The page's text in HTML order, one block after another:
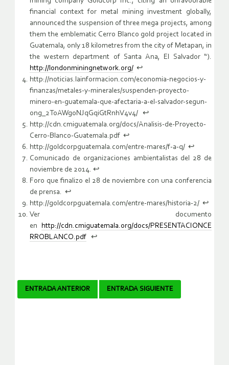
financial context for metal mining investment globally,
announced the suspension of three mega projects, among
them the emblematic Cerro Blanco gold project located in
Guatemala, only 18 kilometres from the city of Metapan, in
the western department of Santa Ana, El Salvador “).
http://londonminingnetwork.org/ ↩
http://noticias.lainformacion.com/economia-negocios-y-
finanzas/metales-y-minerales/suspenden-proyecto-
minero-en-guatemala-que-afectaria-a-el-salvador-segun-
ong_2ToAWgoNJqGqiGtRnhV4v4/ ↩
http://cdn.cmiguatemala.org/docs/Analisis-de-Proyecto-
Cerro-Blanco-Guatemala.pdf ↩
http://goldcorpguatemala.com/entre-mares/f-a-q/ ↩
Comunicado de organizaciones ambientalistas del 28 de
noviembre de 2014. ↩
Foro que finalizo el 28 de noviembre con una conferencia
de prensa. ↩
http://goldcorpguatemala.com/entre-mares/historia-2/ ↩
Ver documento
en http://cdn.cmiguatemala.org/docs/PRESENTACIONCE
RROBLANCO.pdf ↩
Navegador
ENTRADA ANTERIOR ENTRADA SIGUIENTE